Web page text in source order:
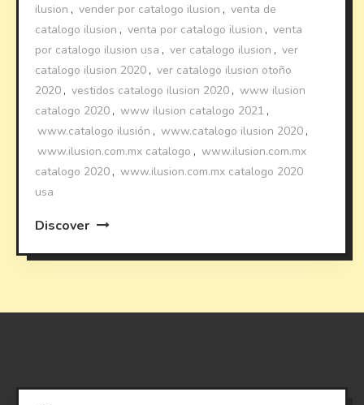
ilusion , vender por catalogo ilusion , venta de
catalogo ilusion , venta por catalogo ilusion , venta
por catalogo ilusion usa , ver catalogo ilusion , ver
catalogo ilusion 2020 , ver catalogo ilusion otoño
2020 , vestidos catalogo ilusion 2020 , www ilusion
catalogo 2020 , www ilusion catalogo 2021 ,
www.catalogo ilusión , www.catalogo ilusion 2020 ,
www.ilusion.com.mx catalogo , www.ilusion.com.mx
catalogo 2020 , www.ilusion.com.mx catalogo 2020
usa
Discover